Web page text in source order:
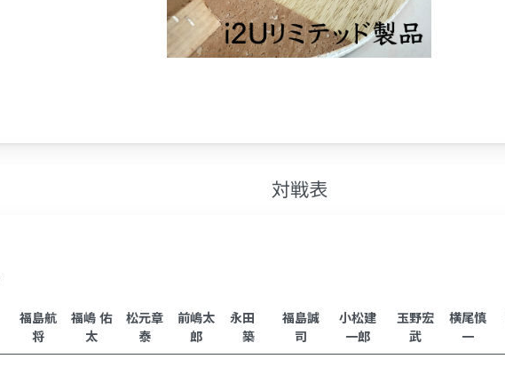
対戦表
福島航
将
福嶋 佑
太
松元章
泰
前嶋太
郎
永田
築
福島誠
司
小松建
一郎
玉野宏
武
横尾慎
一